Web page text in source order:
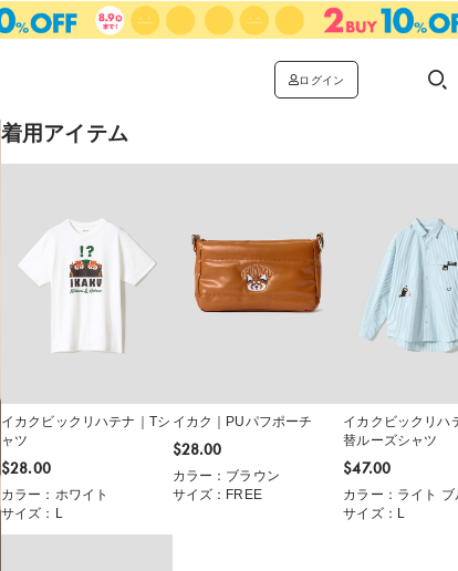
ログイン
着用アイテム
イカクビックリハテナ｜Tシ
ャツ
$‌28.00
カラー：ホワイト
サイズ：L
イカク｜PUパフポーチ
$‌28.00
カラー：ブラウン
サイズ：FREE
イカクビックリハ
替ルーズシャツ
$‌47.00
カラー：ライト ブ
サイズ：L